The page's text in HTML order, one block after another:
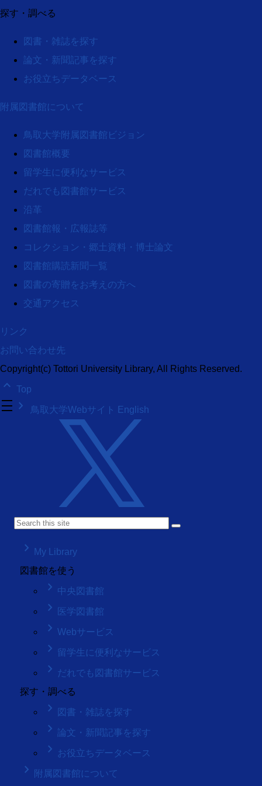
探す・調べる
図書・雑誌を探す
論文・新聞記事を探す
お役立ちデータベース
附属図書館について
鳥取大学附属図書館ビジョン
図書館概要
留学生に便利なサービス
だれでも図書館サービス
沿革
図書館報・広報誌等
コレクション・郷土資料・博士論文
図書館購読新聞一覧
図書の寄贈をお考えの方へ
交通アクセス
リンク
お問い合わせ先
Copyright(c) Tottori University Library, All Rights Reserved.
keyboard_arrow_up Top
density_medium keyboard_arrow_right 鳥取大学Webサイト English
keyboard_arrow_right
My Library
図書館を使う
keyboard_arrow_right 中央図書館
keyboard_arrow_right 医学図書館
keyboard_arrow_right Webサービス
keyboard_arrow_right 留学生に便利なサービス
keyboard_arrow_right だれでも図書館サービス
探す・調べる
keyboard_arrow_right 図書・雑誌を探す
keyboard_arrow_right 論文・新聞記事を探す
keyboard_arrow_right お役立ちデータベース
keyboard_arrow_right 附属図書館について